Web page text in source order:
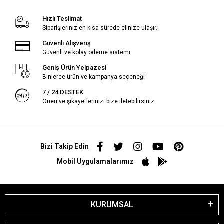
Hızlı Teslimat
Siparişleriniz en kısa sürede elinize ulaşır.
Güvenli Alışveriş
Güvenli ve kolay ödeme sistemi
Geniş Ürün Yelpazesi
Binlerce ürün ve kampanya seçeneği
7 / 24 DESTEK
Öneri ve şikayetlerinizi bize iletebilirsiniz.
Bizi Takip Edin
Mobil Uygulamalarımız
KURUMSAL